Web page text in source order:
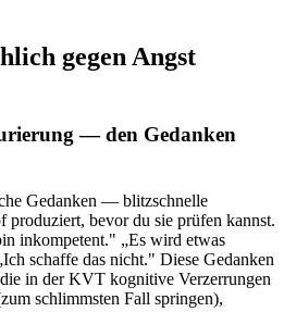
gegen Angst
— den Gedanken
Gedanken — blitzschnelle
produziert, bevor du sie prüfen kannst.
inkompetent." „Es wird etwas
schaffe das nicht." Diese Gedanken
in der KVT kognitive Verzerrungen
schlimmsten Fall springen),